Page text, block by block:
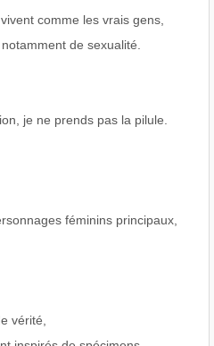
comme les vrais gens,
de sexualité.
je ne prends pas la pilule.
féminins principaux,
vérité,